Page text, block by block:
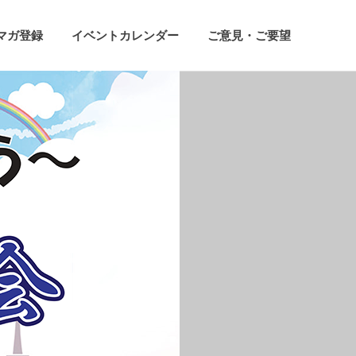
ガ登録 イベントカレンダー ご意見・ご要望